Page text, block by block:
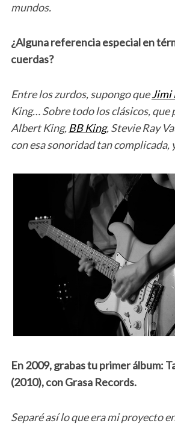
mundos.
¿Alguna referencia especial en
cuerdas?
Entre los zurdos, supongo queJimi
King…Sobre todo los clásicos, que
Albert King, BB King, Stevie Ray
con esa sonoridad tan
En 2009, grabas tu primer álbum:
(2010), con Grasa Records.
Separé así lo que era mi proyecto